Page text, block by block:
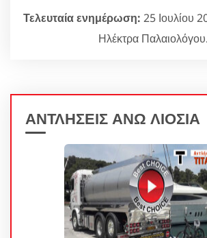
Τελευταία ενημέρωση: 25 Ιουλίου
Ηλέκτρα Παλαιολόγου.
ΑΝΤΛΗΣΕΙΣ ΑΝΩ ΛΙΟΣΙΑ